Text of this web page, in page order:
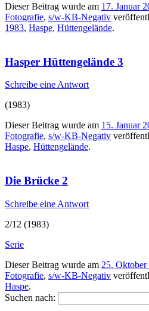
Dieser Beitrag wurde am 17. Januar
Fotografie, s/w-KB-Negativ
1983, Haspe, Hüttengelände.
Hasper Hüttengelände 3
Schreibe eine Antwort
(1983)
Dieser Beitrag wurde am 15. Januar
Fotografie, s/w-KB-Negativ
Haspe, Hüttengelände.
Die Brücke 2
Schreibe eine Antwort
2/12 (1983)
Serie
Dieser Beitrag wurde am 25. Oktober
Fotografie, s/w-KB-Negativ
Haspe.
Suchen nach: